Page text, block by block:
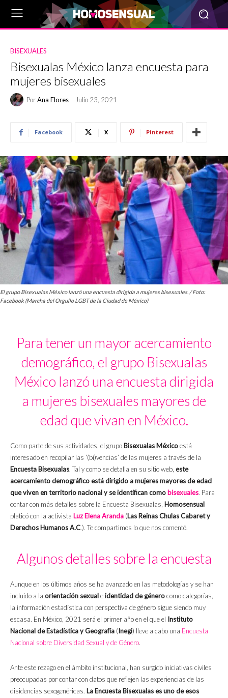
BISEXUALES
Bisexualas México lanza encuesta para
mujeres bisexuales
PorAna Flores Julio 23, 2021
Facebook X Pinterest
El grupo Bisexualas México lanzó una encuesta dirigida a mujeres bisexuales. / Foto:
Facebook (Marcha del Orgullo LGBT de la Ciudad de México)
Para tener un mayor acercamiento
demográfico, el grupo Bisexualas
México lanzó una encuesta dirigida
a mujeres bisexuales mayores de
edad que vivan en México.
Como parte de sus actividades, el grupo Bisexualas Méxicoestá
interesado en recopilar las ‘(bi)vencias’ de las mujeres a través de la
Encuesta Bisexualas. Tal y como se detalla en su sitio web, este
acercamiento demográfico está dirigido a mujeres mayores de edad
que viven en territorio nacional y se identifican como bisexuales. Para
contar con más detalles sobre la Encuesta Bisexualas, Homosensual
platicó con la activista Luz Elena Aranda (Las Reinas Chulas Cabaret y
Derechos Humanos A.C.). Te compartimos lo que nos comentó.
Algunos detalles sobre la encuesta
Aunque en los últimos años se ha avanzado en las metodologías y se han
incluido a la orientación sexualeidentidad de génerocomo categorías,
la información estadística con perspectiva de género sigue siendo muy
escasa. En México, 2021 será el primer año en el que el Instituto
Nacional de Estadística y Geografía (Inegi) lleve a cabo una Encuesta
Nacional sobre Diversidad Sexual y de Género.
Ante este rezago en el ámbito institucional, han surgido iniciativas civiles
preocupadas por contar con datos que reflejen las experiencias de las
disidencias sexogenéricas. La Encuesta Bisexualas es uno de esos